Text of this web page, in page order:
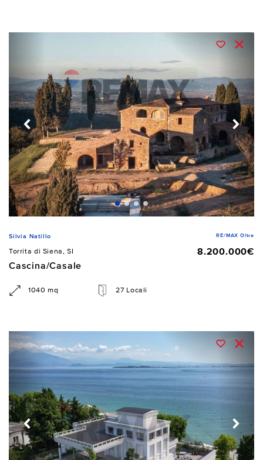
Silvia Natillo RE/MAX Oltre
Torrita di Siena, SI
8.200.000€
Cascina/Casale
1040 mq 27 Locali